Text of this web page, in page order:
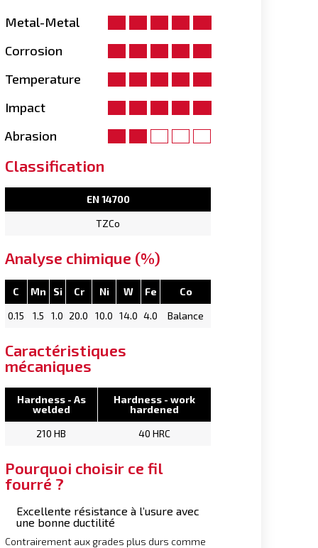
Metal-Metal
Corrosion
Temperature
Impact
Abrasion
Classification
EN 14700
TZCo
Analyse chimique (%)
C Mn Si Cr Ni W Fe
Co
0.15
1.5 1.0 20.0 10.0 14.0 4.0 Balance
Caractéristiques
mécaniques
Hardness - As
welded
Hardness - work
hardened
210 HB
40 HRC
Pourquoi choisir ce fil
fourré ?
Excellente résistance à l’usure avec
une bonne ductilité
Contrairement aux grades plus durs comme